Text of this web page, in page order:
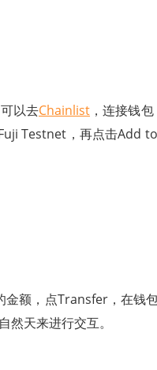
以去Chainlist ，连接钱
Testnet，再点击Add
金额，点Transfer，在钱
天来进行交互。